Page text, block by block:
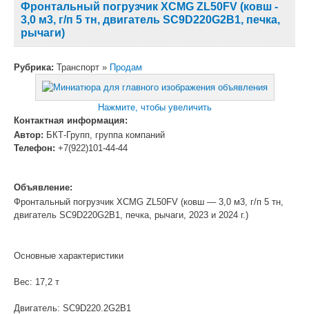
Фронтальный погрузчик XCMG ZL50FV (ковш -
3,0 м3, г/п 5 тн, двигатель SC9D220G2B1, печка,
рычаги)
Рубрика: Транспорт » Продам
Нажмите, чтобы увеличить
Контактная информация:
Автор: БКТ-Групп, группа компаний
Телефон: +7(922)101-44-44
Объявление:
Фронтальный погрузчик XCMG ZL50FV (ковш — 3,0 м3, г/п 5 тн,
двигатель SC9D220G2B1, печка, рычаги, 2023 и 2024 г.)
Основные характеристики
Вес: 17,2 т
Двигатель: SC9D220.2G2B1